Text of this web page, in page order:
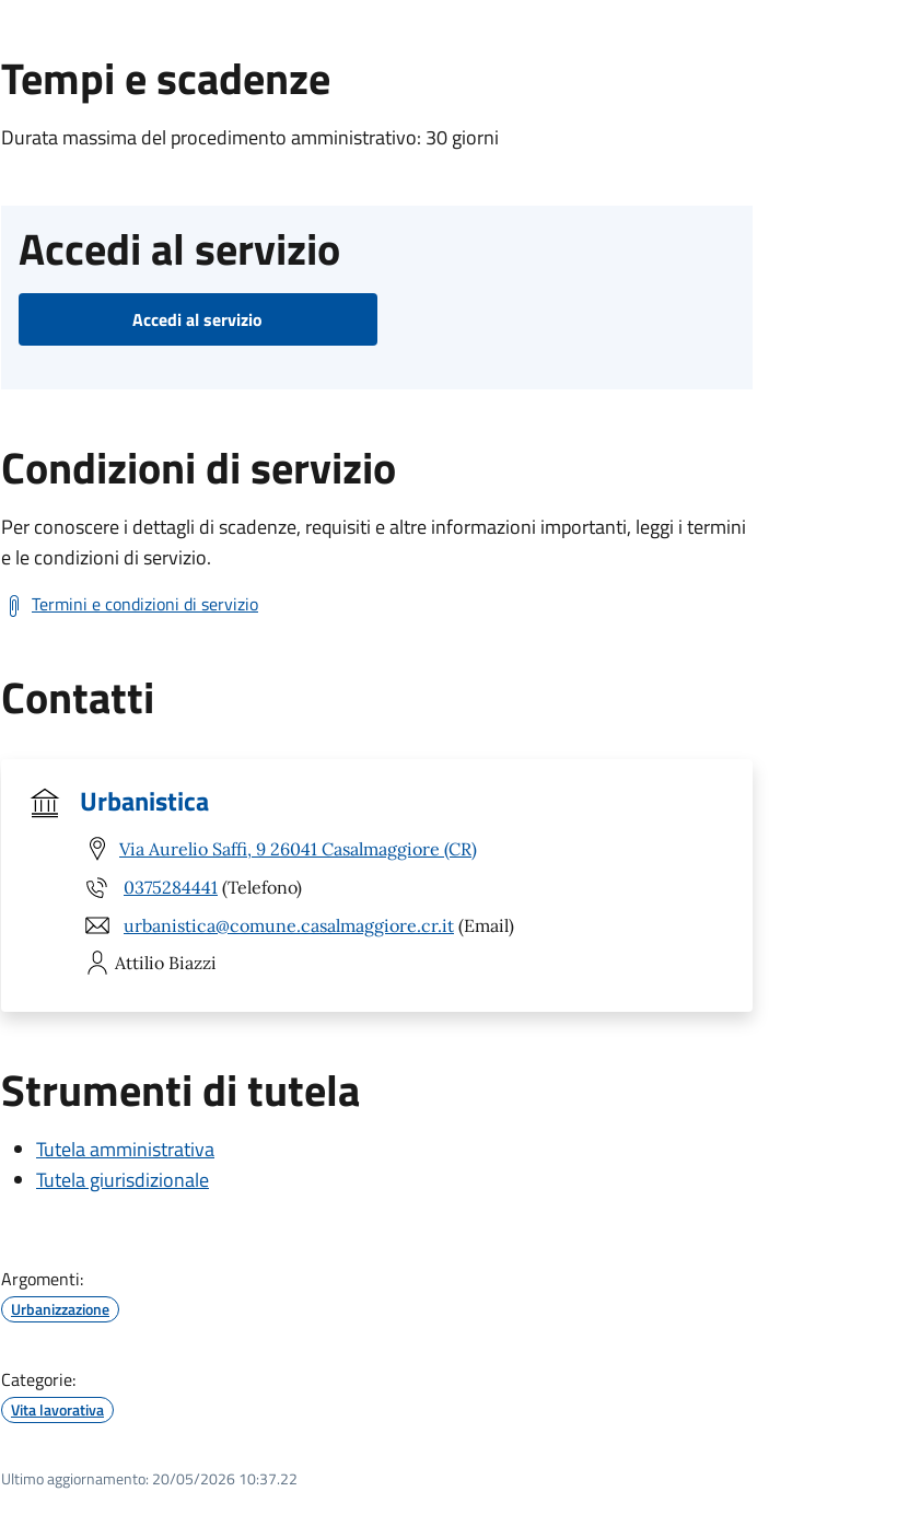
Tempi e scadenze
Durata massima del procedimento amministrativo: 30 giorni
Accedi al servizio
Accedi al servizio
Condizioni di servizio
Per conoscere i dettagli di scadenze, requisiti e altre informazioni importanti, leggi i termini
e le condizioni di servizio.
Termini e condizioni di servizio
Contatti
Urbanistica
Via Aurelio Saffi, 9 26041 Casalmaggiore (CR)
0375284441 (Telefono)
urbanistica@comune.casalmaggiore.cr.it (Email)
Attilio Biazzi
Strumenti di tutela
Tutela amministrativa
Tutela giurisdizionale
Argomenti:
Urbanizzazione
Categorie:
Vita lavorativa
Ultimo aggiornamento: 20/05/2026 10:37.22